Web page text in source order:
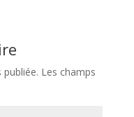
Les champs